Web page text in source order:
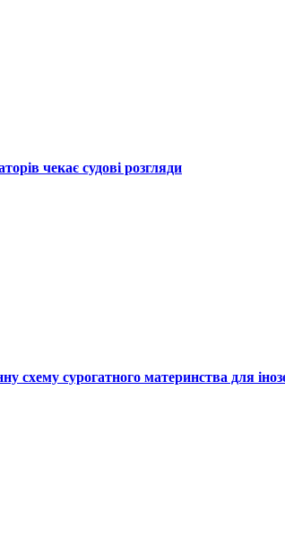
чекає судові розгляди
схему сурогатного материнства для